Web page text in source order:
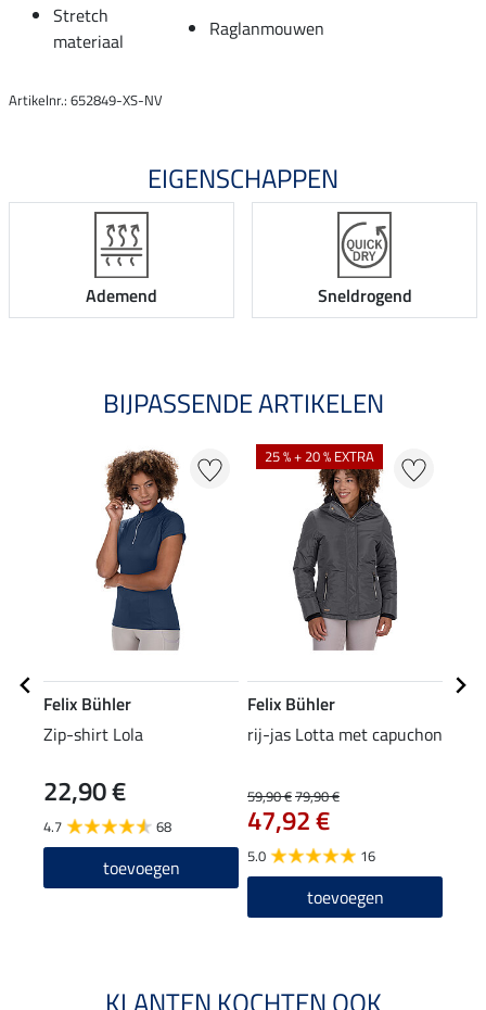
Stretch
materiaal
Raglanmouwen
Artikelnr.: 652849-XS-NV
EIGENSCHAPPEN
Ademend Sneldrogend
BIJPASSENDE ARTIKELEN
Felix Bühler
Zip-shirt Lola
22,90 €
4.7 68
toevoegen
25 % + 20 % EXTRA
Felix Bühler
rij-jas Lotta met capuchon
59,90 €79,90 €
47,92 €
5.0 16
toevoegen